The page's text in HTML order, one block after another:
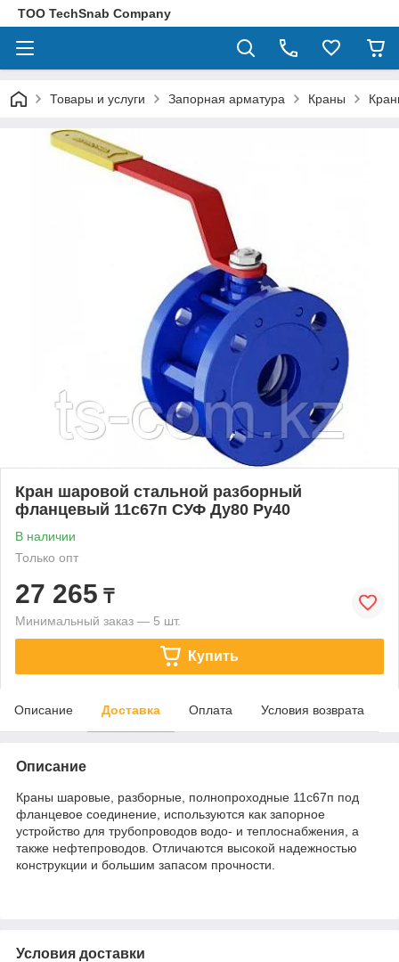
ТОО TechSnab Company
Товары и услуги Запорная арматура Краны
Кран шаровой стальной разборный
фланцевый 11с67п СУФ Ду80 Ру40
В наличии
Только опт
27 265 ₸
Минимальный заказ — 5 шт.
Купить
Описание Доставка Оплата Условия возврата
Описание
Краны шаровые, разборные, полнопроходные 11с67п под
фланцевое соединение, используются как запорное
устройство для трубопроводов водо- и теплоснабжения, а
также нефтепроводов. Отличаются высокой надежностью
конструкции и большим запасом прочности.
Условия доставки